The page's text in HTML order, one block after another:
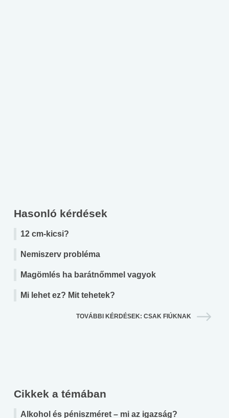
Hasonló kérdések
12 cm-kicsi?
Nemiszerv probléma
Magömlés ha barátnőmmel vagyok
Mi lehet ez? Mit tehetek?
TOVÁBBI KÉRDÉSEK: CSAK FIÚKNAK
Cikkek a témában
Alkohol és péniszméret – mi az igazság?